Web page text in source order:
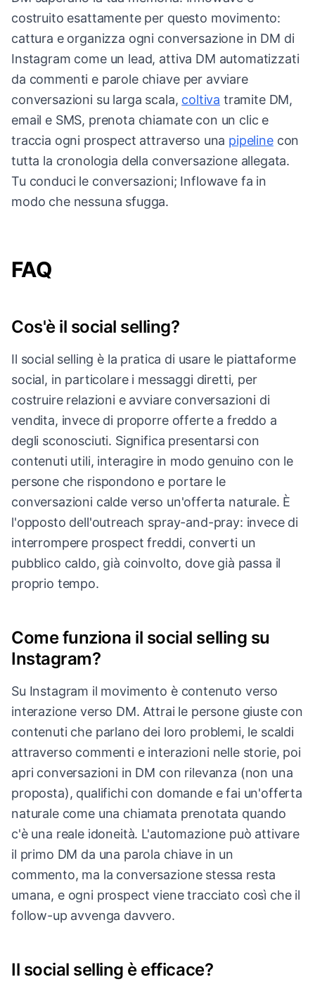
costruito esattamente per questo movimento:
cattura e organizza ogni conversazione in DM di
Instagram come un lead, attiva DM automatizzati
da commenti e parole chiave per avviare
conversazioni su larga scala, coltiva tramite DM,
email e SMS, prenota chiamate con un clic e
traccia ogni prospect attraverso una pipelinecon
tutta la cronologia della conversazione allegata.
Tu conduci le conversazioni; Inflowave fa in
modo che nessuna sfugga.
FAQ
Cos'è il social selling?
Il social selling è la pratica di usare le piattaforme
social, in particolare i messaggi diretti, per
costruire relazioni e avviare conversazioni di
vendita, invece di proporre offerte a freddo a
degli sconosciuti. Significa presentarsi con
contenuti utili, interagire in modo genuino con le
persone che rispondono e portare le
conversazioni calde verso un'offerta naturale. È
l'opposto dell'outreach spray-and-pray: invece di
interrompere prospect freddi, converti un
pubblico caldo, già coinvolto, dove già passa il
proprio tempo.
Come funziona il social selling su
Instagram?
Su Instagram il movimento è contenuto verso
interazione verso DM. Attrai le persone giuste con
contenuti che parlano dei loro problemi, le scaldi
attraverso commenti e interazioni nelle storie, poi
apri conversazioni in DM con rilevanza (non una
proposta), qualifichi con domande e fai un'offerta
naturale come una chiamata prenotata quando
c'è una reale idoneità. L'automazione può attivare
il primo DM da una parola chiave in un
commento, ma la conversazione stessa resta
umana, e ogni prospect viene tracciato così che il
follow-up avvenga davvero.
Il social selling è efficace?